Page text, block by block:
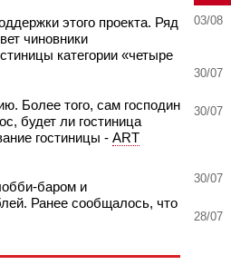
этого проекта. Ряд
чиновники
категории «четыре
Более того, сам господин
будет ли гостиница
гостиницы - ART
баром и
Ранее сообщалось, что
03/08
30/07
30/07
30/07
28/07